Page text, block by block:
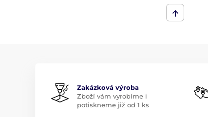
Zakázková výroba
Zboží vám vyrobíme i
potiskneme již od 1 ks